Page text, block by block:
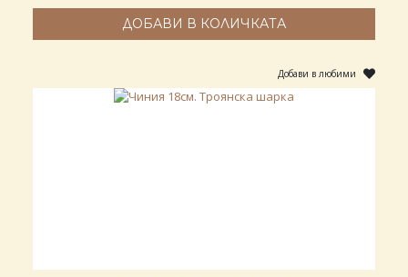
ДОБАВИ В КОЛИЧКАТА
Добави в любими